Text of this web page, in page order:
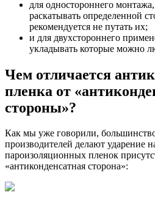
для одностороннего
раскатывать определенной
рекомендуется не путать их;
и для двухстороннего
укладывать которые можно
Чем отличается
пленка от
стороны»?
Как мы уже говорили,
производителей делают ударение
пароизоляционных пленок
«антиконденсатная сторона»: